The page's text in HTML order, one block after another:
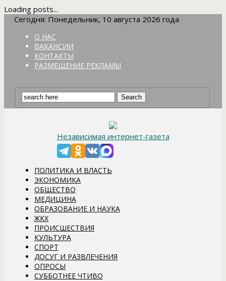
Loading posts...
Сегодня: Понедельник, 10 августа 2026 года
О НАС
ВАКАНСИИ
КОНТАКТЫ
РАЗМЕЩЕНИЕ РЕКЛАМЫ
Независимая интернет-газета
ПОЛИТИКА И ВЛАСТЬ
ЭКОНОМИКА
ОБЩЕСТВО
МЕДИЦИНА
ОБРАЗОВАНИЕ И НАУКА
ЖКХ
ПРОИСШЕСТВИЯ
КУЛЬТУРА
СПОРТ
ДОСУГ И РАЗВЛЕЧЕНИЯ
ОПРОСЫ
СУББОТНЕЕ ЧТИВО